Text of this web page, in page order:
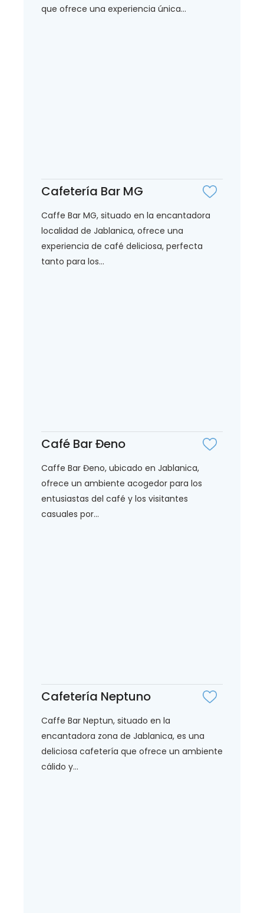
que ofrece una experiencia única...
Cafetería Bar MG
Caffe Bar MG, situado en la encantadora
localidad de Jablanica, ofrece una
experiencia de café deliciosa, perfecta
tanto para los...
Café Bar Đeno
Caffe Bar Đeno, ubicado en Jablanica,
ofrece un ambiente acogedor para los
entusiastas del café y los visitantes
casuales por...
Cafetería Neptuno
Caffe Bar Neptun, situado en la
encantadora zona de Jablanica, es una
deliciosa cafetería que ofrece un ambiente
cálido y...